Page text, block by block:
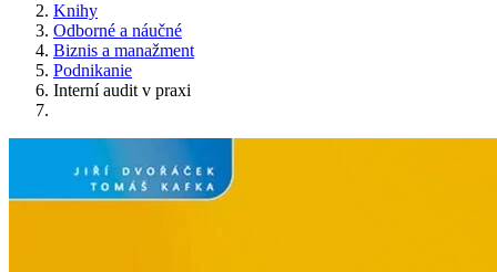
Knihy
Odborné a náučné
Biznis a manažment
Podnikanie
Interní audit v praxi